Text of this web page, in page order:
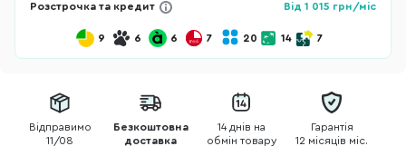
Розстрочка та кредит Від 1 015 грн/міс
9 6 6 7 20 14 7
Відправимо
11/08
Безкоштовна
доставка
14 днів на
обмін товару
Гарантія
12 місяців міс.